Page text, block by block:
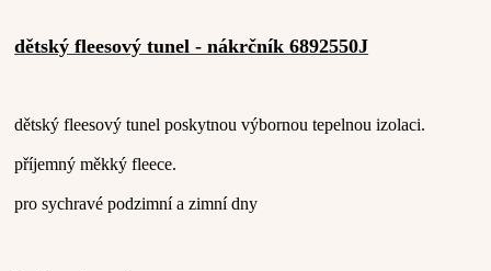
dětský fleesový tunel - nákrčník 6892550J
dětský fleesový tunel poskytnou výbornou tepelnou izolaci.
příjemný měkký fleece.
pro sychravé podzimní a zimní dny